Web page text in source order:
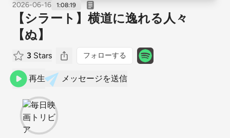
2026-06-16 1:08:19
【シラート】横道に逸れる人々
【ぬ】
3 Stars フォローする
再生 メッセージを送信